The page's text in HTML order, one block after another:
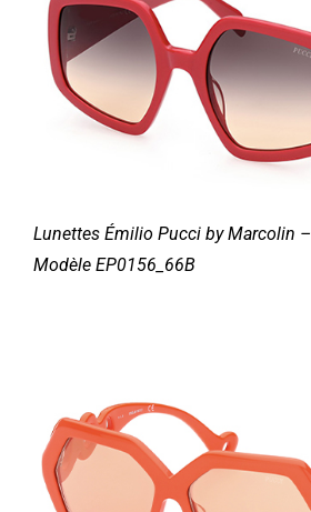
Lunettes Émilio Pucci by Marcolin –
Modèle EP0156_66B